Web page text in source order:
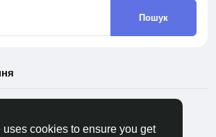
cookies to ensure you get
Пошук